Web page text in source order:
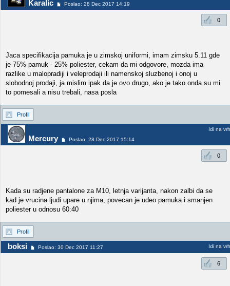
Karalic Poslao: 28 Dec 2017 14:19
0
Jaca specifikacija pamuka je u zimskoj uniformi, imam zimsku 5.11 gde
je 75% pamuk - 25% poliester, cekam da mi odgovore, mozda ima
razlike u malopradiji i veleprodaji ili namenskoj sluzbenoj i onoj u
slobodnoj prodaji, ja mislim ipak da je ovo drugo, ako je tako onda su mi
to pomesali a nisu trebali, nasa posla
Profil
Mercury Poslao: 28 Dec 2017 15:14
Idi na vrh
0
Kada su radjene pantalone za M10, letnja varijanta, nakon zalbi da se
kad je vrucina ljudi upare u njima, povecan je udeo pamuka i smanjen
poliester u odnosu 60:40
Profil
boksi Poslao: 30 Dec 2017 11:27 Idi na vrh
6